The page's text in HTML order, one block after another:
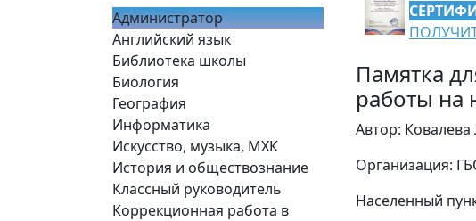
Администратор
Английский язык
Библиотека школы
Биология
География
Информатика
Искусство, музыка, МХК
История и обществознание
Классный руководитель
Коррекционная работа в
Памятка
работы на
Автор:
Организация:
Населенный